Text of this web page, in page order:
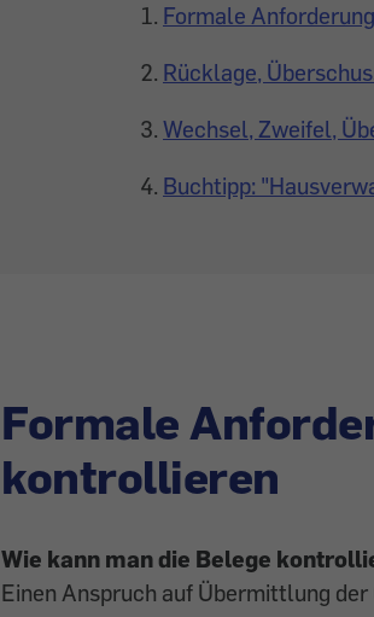
Formale
Rücklage,
Wechsel, Zweifel,
Buchtipp:
Formale
kontrollieren
Wie kann man die Belege
Einen Anspruch auf Übermittlung